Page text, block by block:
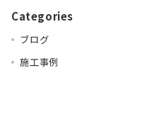
Categories
ブログ
施工事例